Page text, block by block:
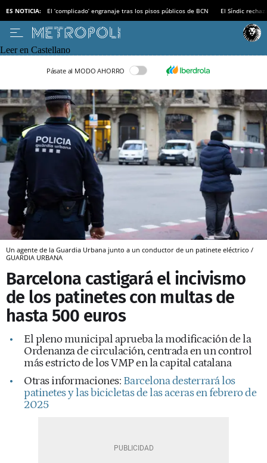
ES NOTICIA: El ‘complicado’ engranaje tras los pisos públicos de BCN El Síndic
Leer en Castellano
Pásate al MODO AHORRO
Un agente de la Guardia Urbana junto a un conductor de un patinete eléctrico /
GUARDIA URBANA
Barcelona castigará el incivismo
de los patinetes con multas de
hasta 500 euros
El pleno municipal aprueba la modificación de la
Ordenanza de circulación, centrada en un control
más estricto de los VMP en la capital catalana
Otras informaciones: Barcelona desterrará los
patinetes y las bicicletas de las aceras en febrero de
2025